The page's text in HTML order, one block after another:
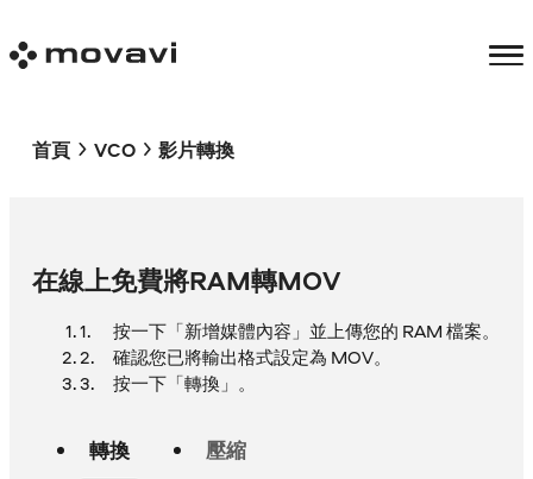
首頁 VCO 影片轉換
在線上免費將RAM轉MOV
按一下「新增媒體內容」並上傳您的 RAM 檔案。
確認您已將輸出格式設定為 MOV。
按一下「轉換」。
轉換 壓縮